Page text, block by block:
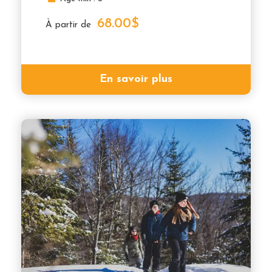
À partir de 68.00$
En savoir plus